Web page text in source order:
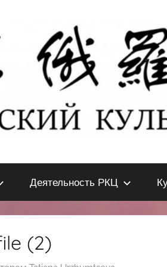
Деятельность РКЦ
(2)